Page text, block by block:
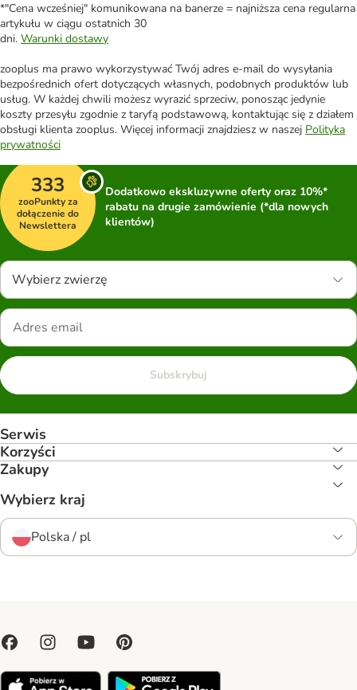
*"Cena wcześniej" komunikowana na banerze = najniższa cena regularna
artykułu w ciągu ostatnich 30
dni. Warunki dostawy
zooplus ma prawo wykorzystywać Twój adres e-mail do wysyłania
bezpośrednich ofert dotyczących własnych, podobnych produktów lub
usług. W każdej chwili możesz wyrazić sprzeciw, ponosząc jedynie
koszty przesyłu zgodnie z taryfą podstawową, kontaktując się z działem
obsługi klienta zooplus. Więcej informacji znajdziesz w naszej Polityka
prywatności
333
zooPunkty za
dołączenie do
Newslettera
Dodatkowo ekskluzywne oferty oraz 10%*
rabatu na drugie zamówienie (*dla nowych
klientów)
Wybierz zwierzę
Subskrybuj
Serwis
Korzyści
Zakupy
Wybierz kraj
Polska / pl